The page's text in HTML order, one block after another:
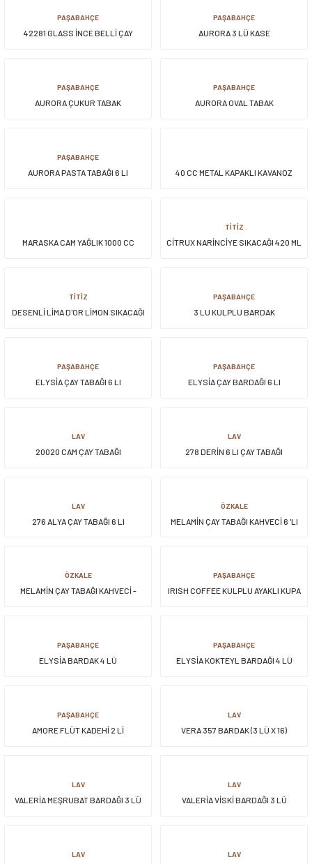
PAŞABAHÇE
42281 GLASS İNCE BELLİ ÇAY
PAŞABAHÇE
AURORA 3 LÜ KASE
PAŞABAHÇE
AURORA ÇUKUR TABAK
PAŞABAHÇE
AURORA OVAL TABAK
PAŞABAHÇE
AURORA PASTA TABAĞI 6 LI 40 CC METAL KAPAKLI KAVANOZ
MARASKA CAM YAĞLIK 1000 CC
TİTİZ
CİTRUX NARİNCİYE SIKACAĞI 420 ML
TİTİZ
DESENLİ LİMA D'OR LİMON SIKACAĞI
PAŞABAHÇE
3 LU KULPLU BARDAK
PAŞABAHÇE
ELYSİA ÇAY TABAĞI 6 LI
PAŞABAHÇE
ELYSİA ÇAY BARDAĞI 6 LI
LAV
20020 CAM ÇAY TABAĞI
LAV
278 DERİN 6 LI ÇAY TABAĞI
LAV
276 ALYA ÇAY TABAĞI 6 LI
ÖZKALE
MELAMİN ÇAY TABAĞI KAHVECİ 6 'LI
ÖZKALE
MELAMİN ÇAY TABAĞI KAHVECİ -
PAŞABAHÇE
IRISH COFFEE KULPLU AYAKLI KUPA
PAŞABAHÇE
ELYSİA BARDAK 4 LÜ
PAŞABAHÇE
ELYSİA KOKTEYL BARDAĞI 4 LÜ
PAŞABAHÇE
AMORE FLÜT KADEHİ 2 Lİ
LAV
VERA 357 BARDAK (3 LÜ X 16)
LAV
VALERİA MEŞRUBAT BARDAĞI 3 LÜ
LAV
VALERİA VİSKİ BARDAĞI 3 LÜ
LAV LAV